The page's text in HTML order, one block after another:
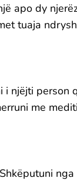
apo dy
tuaja
njëjti person
me